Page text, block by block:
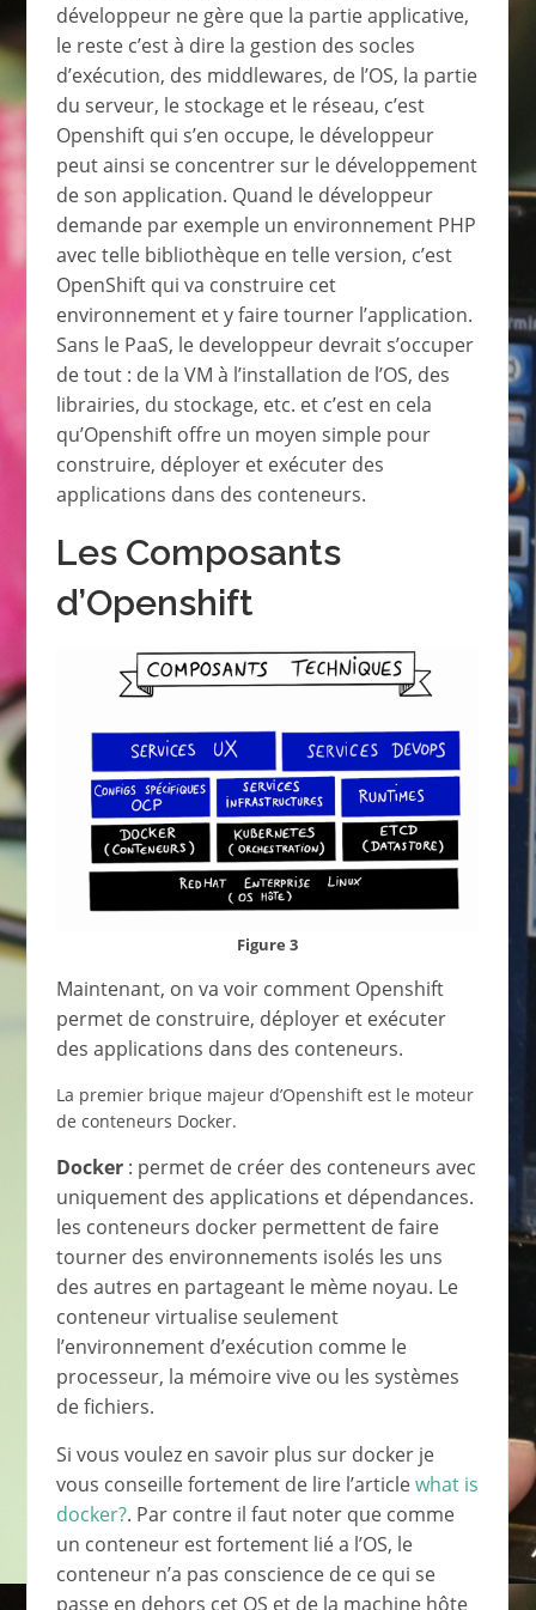
développeur ne gère que la partie applicative,
le reste c’est à dire la gestion des socles
d’exécution, des middlewares, de l’OS, la partie
du serveur, le stockage et le réseau, c’est
Openshift qui s’en occupe, le développeur
peut ainsi se concentrer sur le développement
de son application. Quand le développeur
demande par exemple un environnement PHP
avec telle bibliothèque en telle version, c’est
OpenShift qui va construire cet
environnement et y faire tourner l’application.
Sans le PaaS, le developpeur devrait s’occuper
de tout : de la VM à l’installation de l’OS, des
librairies, du stockage, etc. et c’est en cela
qu’Openshift offre un moyen simple pour
construire, déployer et exécuter des
applications dans des conteneurs.
Les Composants
d’Openshift
Figure 3
Maintenant, on va voir comment Openshift
permet de construire, déployer et exécuter
des applications dans des conteneurs.
La premier brique majeur d’Openshift est le moteur
de conteneurs Docker.
Docker : permet de créer des conteneurs avec
uniquement des applications et dépendances.
les conteneurs docker permettent de faire
tourner des environnements isolés les uns
des autres en partageant le mème noyau. Le
conteneur virtualise seulement
l’environnement d’exécution comme le
processeur, la mémoire vive ou les systèmes
de fichiers.
Si vous voulez en savoir plus sur docker je
vous conseille fortement de lire l’articlewhat is
docker?. Par contre il faut noter que comme
un conteneur est fortement lié a l’OS, le
conteneur n’a pas conscience de ce qui se
passe en dehors cet OS et de la machine hôte